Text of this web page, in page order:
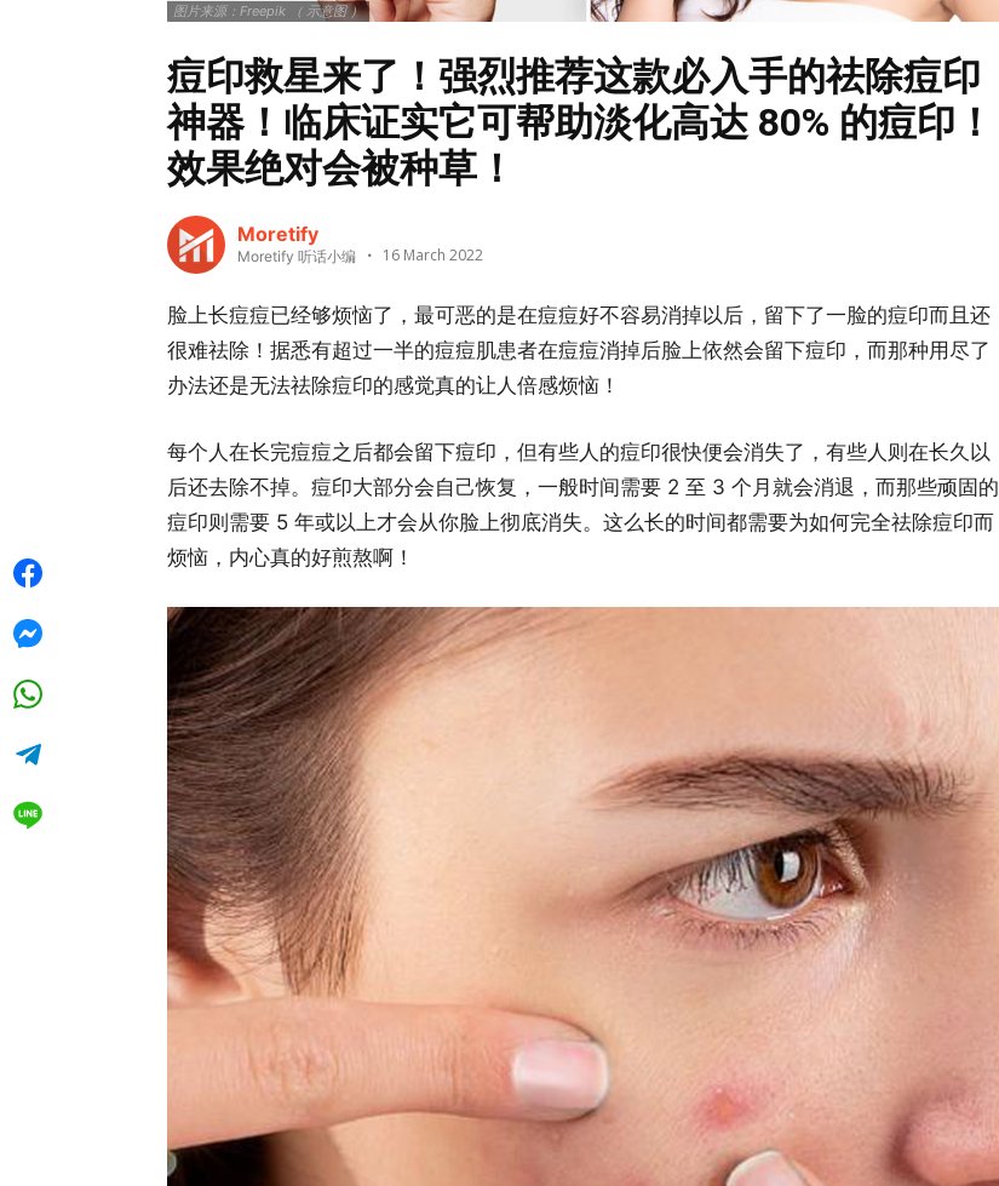
图片来源：Freepik （ 示意图 ）
痘印救星来了！强烈推荐这款必入手的祛除痘印
神器！临床证实它可帮助淡化高达 80% 的痘印！
效果绝对会被种草！
Moretify
Moretify 听话小编 16 March 2022
脸上长痘痘已经够烦恼了，最可恶的是在痘痘好不容易消掉以后，留下了一脸的痘印而且还
很难祛除！据悉有超过一半的痘痘肌患者在痘痘消掉后脸上依然会留下痘印，而那种用尽了
办法还是无法祛除痘印的感觉真的让人倍感烦恼！
每个人在长完痘痘之后都会留下痘印，但有些人的痘印很快便会消失了，有些人则在长久以
后还去除不掉。痘印大部分会自己恢复，一般时间需要 2 至 3 个月就会消退，而那些顽固的
痘印则需要 5 年或以上才会从你脸上彻底消失。这么长的时间都需要为如何完全祛除痘印而
烦恼，内心真的好煎熬啊！